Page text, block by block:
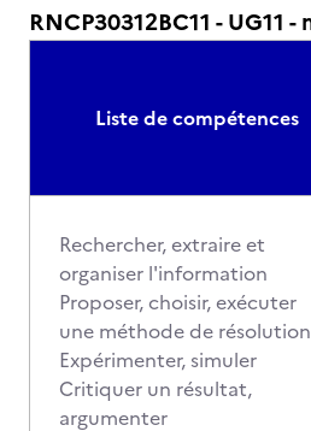
RNCP30312BC11 - UG11
Liste de compétences
Rechercher, extraire et
organiser l'information
Proposer, choisir, exécuter
une méthode de résolution
Expérimenter, simuler
Critiquer un résultat,
argumenter